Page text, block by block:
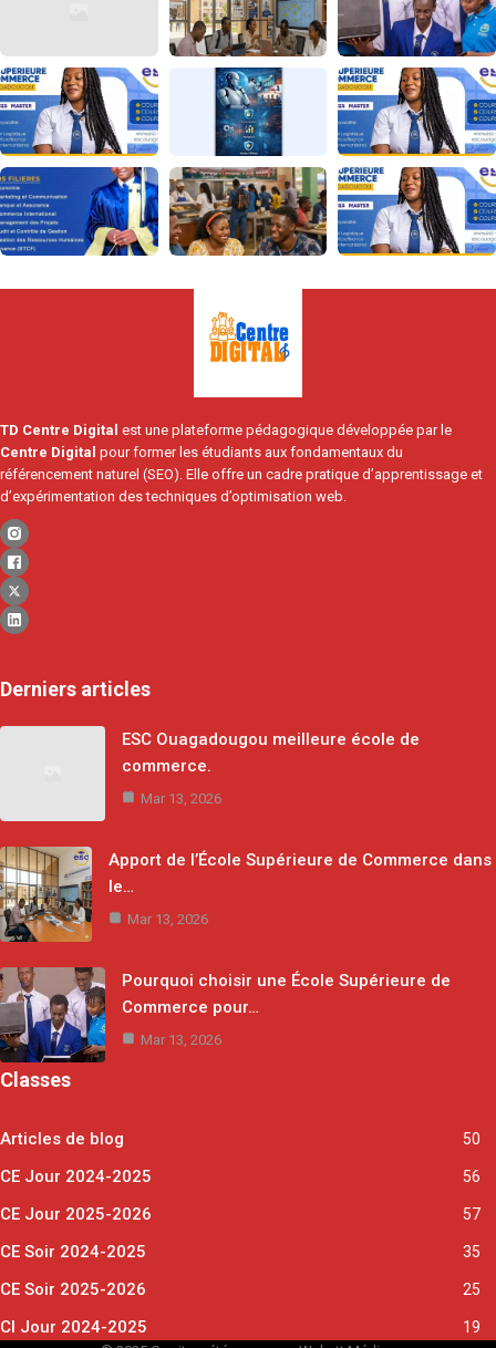
TD Centre Digital est une plateforme pédagogique développée par le
Centre Digital pour former les étudiants aux fondamentaux du
référencement naturel (SEO). Elle offre un cadre pratique d’apprentissage et
d’expérimentation des techniques d’optimisation web.
Derniers articles
ESC Ouagadougou meilleure école de
commerce.
Mar 13, 2026
Apport de l’École Supérieure de Commerce dans
le…
Mar 13, 2026
Pourquoi choisir une École Supérieure de
Commerce pour…
Mar 13, 2026
Classes
Articles de blog 50
CE Jour 2024-2025 56
CE Jour 2025-2026 57
CE Soir 2024-2025 35
CE Soir 2025-2026 25
CI Jour 2024-2025 19